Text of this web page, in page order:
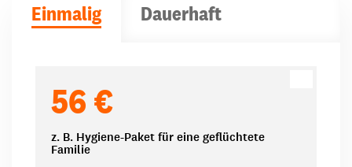
Einmalig Dauerhaft
56 €
z. B. Hygiene-Paket für eine geflüchtete
Familie